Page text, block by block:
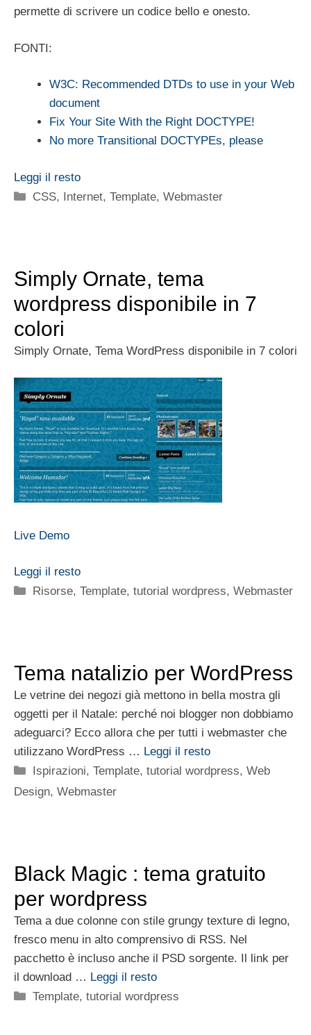
permette di scrivere un codice bello e onesto.
FONTI:
W3C: Recommended DTDs to use in your Web
document
Fix Your Site With the Right DOCTYPE!
No more Transitional DOCTYPEs, please
Leggi il resto
Categorie
CSS, Internet,Template,Webmaster
Simply Ornate, tema
wordpress disponibile in 7
colori
Simply Ornate, Tema WordPress disponibile in 7 colori
Live Demo
Leggi il resto
Categorie
Risorse,Template,tutorial wordpress,Webmaster
Tema natalizio per WordPress
Le vetrine dei negozi già mettono in bella mostra gli
oggetti per il Natale: perché noi blogger non dobbiamo
adeguarci? Ecco allora che per tutti i webmaster che
utilizzano WordPress … Leggi il resto
Categorie
Ispirazioni,Template,tutorial wordpress,Web
Design, Webmaster
Black Magic : tema gratuito
per wordpress
Tema a due colonne con stile grungy texture di legno,
fresco menu in alto comprensivo di RSS. Nel
pacchetto è incluso anche il PSD sorgente. Il link per
il download … Leggi il resto
Categorie
Template,tutorial wordpress